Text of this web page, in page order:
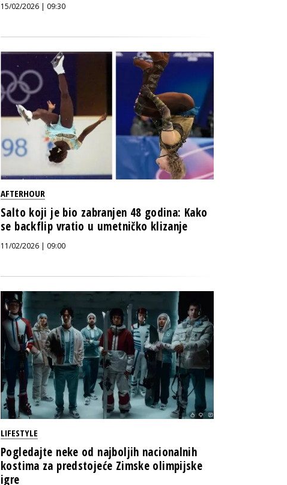
15/02/2026 | 09:30
AFTERHOUR
Salto koji je bio zabranjen 48 godina: Kako
se backflip vratio u umetničko klizanje
11/02/2026 | 09:00
LIFESTYLE
Pogledajte neke od najboljih nacionalnih
kostima za predstojeće Zimske olimpijske
igre